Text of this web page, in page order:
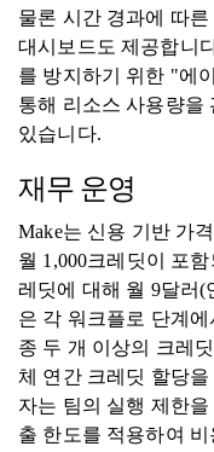
물론 시간 경과에 따
대시보드도 제공합니
를 방지하기 위한 "에
통해 리소스 사용량을
있습니다.
재무 운영
Make는 신용 기반 가
월 1,000크레딧이 포
레딧에 대해 월 9달러
은 각 워크플로 단계
종 두 개 이상의 크레
체 연간 크레딧 할당
자는 팀의 실행 제한
출 한도를 적용하여